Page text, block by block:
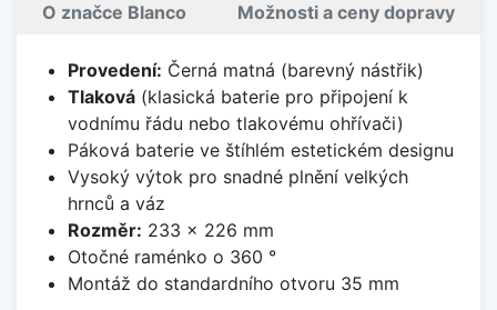
O značce Blanco Možnosti a ceny dopravy
Provedení: Černá matná (barevný nástřik)
Tlaková(klasická baterie pro připojení k
vodnímu řádu nebo tlakovému ohřívači)
Páková baterie ve štíhlém estetickém designu
Vysoký výtok pro snadné plnění velkých
hrnců a váz
Rozměr: 233 x 226 mm
Otočné raménko o 360 °
Montáž do standardního otvoru 35 mm